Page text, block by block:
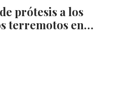
prótesis a los
terremotos en…